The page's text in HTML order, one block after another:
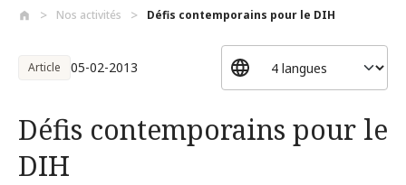
Nos activités Défis contemporains pour le DIH
Article 05-02-2013
Défis contemporains pour le
DIH